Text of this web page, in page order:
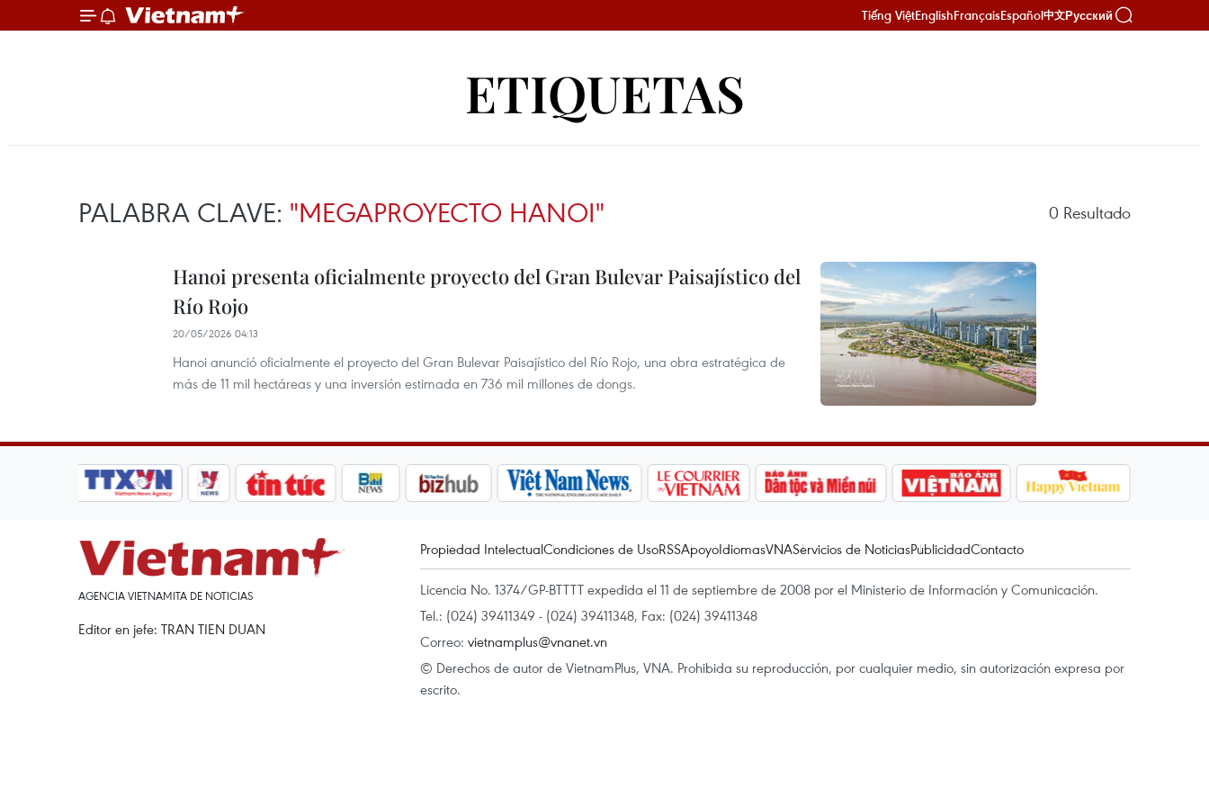
Tiếng ViệtEnglishFrançaisEspañol中文Русский
ETIQUETAS
PALABRA CLAVE: "MEGAPROYECTO HANOI" 0 Resultado
Hanoi presenta oficialmente proyecto del Gran Bulevar Paisajístico del
Río Rojo
20/05/2026 04:13
Hanoi anunció oficialmente el proyecto del Gran Bulevar Paisajístico del Río Rojo, una obra estratégica de
más de 11 mil hectáreas y una inversión estimada en 736 mil millones de dongs.
AGENCIA VIETNAMITA DE NOTICIAS
Editor en jefe: TRAN TIEN DUAN
Propiedad IntelectualCondiciones de UsoRSSApoyoIdiomasVNAServicios de NoticiasPublicidadContacto
Licencia No. 1374/GP-BTTTT expedida el 11 de septiembre de 2008 por el Ministerio de Información y Comunicación.
Tel.: (024) 39411349 - (024) 39411348, Fax: (024) 39411348
Correo: vietnamplus@vnanet.vn
© Derechos de autor de VietnamPlus, VNA. Prohibida su reproducción, por cualquier medio, sin autorización expresa por
escrito.